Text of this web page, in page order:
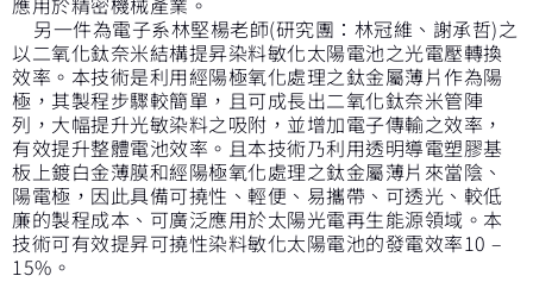
另一件為電子系林堅楊老師(研究團：林冠維、謝承哲)之
以二氧化鈦奈米結構提昇染料敏化太陽電池之光電壓轉換
效率。本技術是利用經陽極氧化處理之鈦金屬薄片作為陽
極，其製程步驟較簡單，且可成長出二氧化鈦奈米管陣
列，大幅提升光敏染料之吸附，並增加電子傳輸之效率，
有效提升整體電池效率。且本技術乃利用透明導電塑膠基
板上鍍白金薄膜和經陽極氧化處理之鈦金屬薄片來當陰、
陽電極，因此具備可撓性、輕便、易攜帶、可透光、較低
廉的製程成本、可廣泛應用於太陽光電再生能源領域。本
技術可有效提昇可撓性染料敏化太陽電池的發電效率10 –
15%。